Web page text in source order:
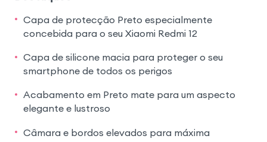
Capa de protecção Preto especialmente
concebida para o seu Xiaomi Redmi 12
Capa de silicone macia para proteger o seu
smartphone de todos os perigos
Acabamento em Preto mate para um aspecto
elegante e lustroso
Câmara e bordos elevados para máxima